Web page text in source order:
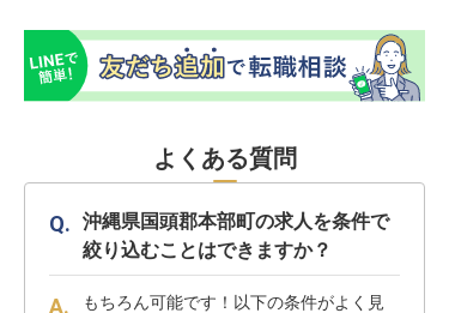
よくある質問
沖縄県国頭郡本部町の求人を条件で
絞り込むことはできますか？
もちろん可能です！以下の条件がよく見